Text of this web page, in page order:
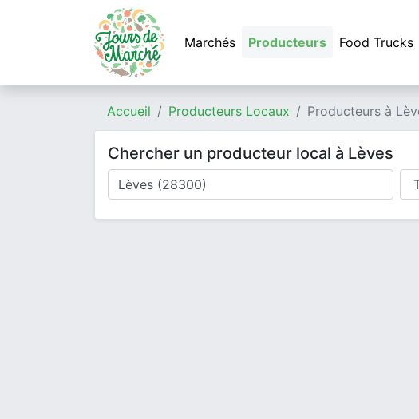
Marchés Producteurs Food Trucks
Accueil Producteurs Locaux Producteurs à
Chercher un producteur local à Lèves
Où cherchez-vous un producteur ?
Type de produits
Produits
Mode de livraison